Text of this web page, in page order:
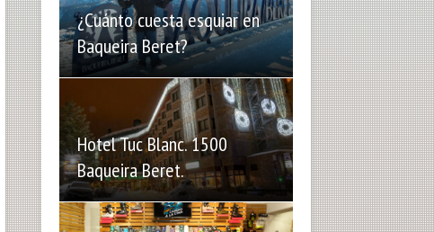
¿Cuánto cuesta esquiar en
Baqueira Beret?
Hotel Tuc Blanc. 1500
Baqueira Beret.